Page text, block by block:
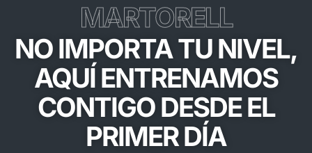
MARTORELL
NO IMPORTA TU NIVEL,
AQUÍ ENTRENAMOS
CONTIGO DESDE EL
PRIMER DÍA